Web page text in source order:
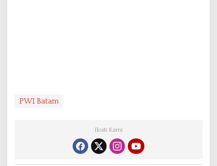
PWI Batam
Ikuti Kami